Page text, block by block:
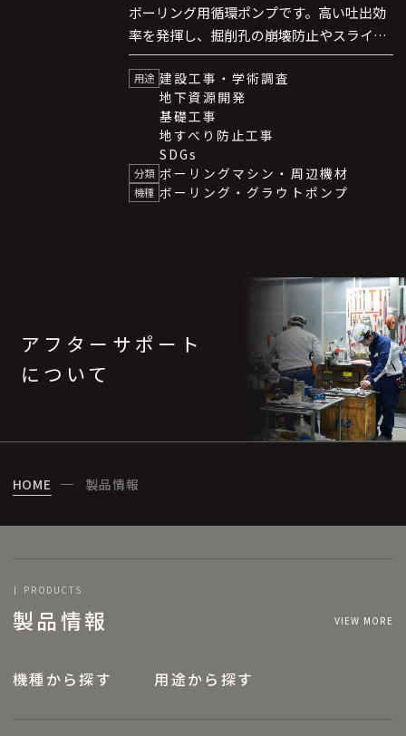
ボーリング用循環ポンプです。高い吐出効
率を発揮し、掘削孔の崩壊防止やスライム
排除に必要な泥水供給を安定して行いま
す。水・ベントナイト懸濁水を主体とした
水系泥水はもちろん、セメントミルクなど
を扱うグラウト用途にも対応できる汎用性
の高いポンプです。
用途 建設工事・学術調査
地下資源開発
基礎工事
地すべり防止工事
SDGs
分類 ボーリングマシン・周辺機材
機種 ボーリング・グラウトポンプ
アフターサポート
について
HOME 製品情報
PRODUCTS
製品情報 VIEW MORE
機種から探す 用途から探す